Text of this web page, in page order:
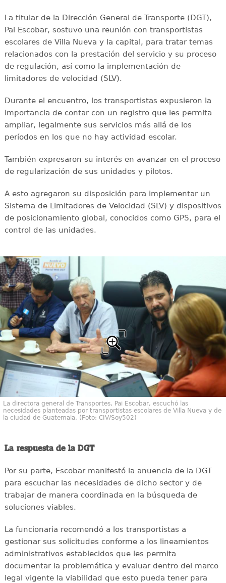
La titular de la Dirección General de Transporte (DGT),
Pai Escobar, sostuvo una reunión con transportistas
escolares de Villa Nueva y la capital, para tratar temas
relacionados con la prestación del servicio y su proceso
de regulación, así como la implementación de
limitadores de velocidad (SLV).
Durante el encuentro, los transportistas expusieron la
importancia de contar con un registro que les permita
ampliar, legalmente sus servicios más allá de los
períodos en los que no hay actividad escolar.
También expresaron su interés en avanzar en el proceso
de regularización de sus unidades y pilotos.
A esto agregaron su disposición para implementar un
Sistema de Limitadores de Velocidad (SLV) y dispositivos
de posicionamiento global, conocidos como GPS, para el
control de las unidades.
La directora general de Transportes, Pai Escobar, escuchó las
necesidades planteadas por transportistas escolares de Villa Nueva y de
la ciudad de Guatemala. (Foto: CIV/Soy502)
La respuesta de la DGT
Por su parte, Escobar manifestó la anuencia de la DGT
para escuchar las necesidades de dicho sector y de
trabajar de manera coordinada en la búsqueda de
soluciones viables.
La funcionaria recomendó a los transportistas a
gestionar sus solicitudes conforme a los lineamientos
administrativos establecidos que les permita
documentar la problemática y evaluar dentro del marco
legal vigente la viabilidad que esto pueda tener para